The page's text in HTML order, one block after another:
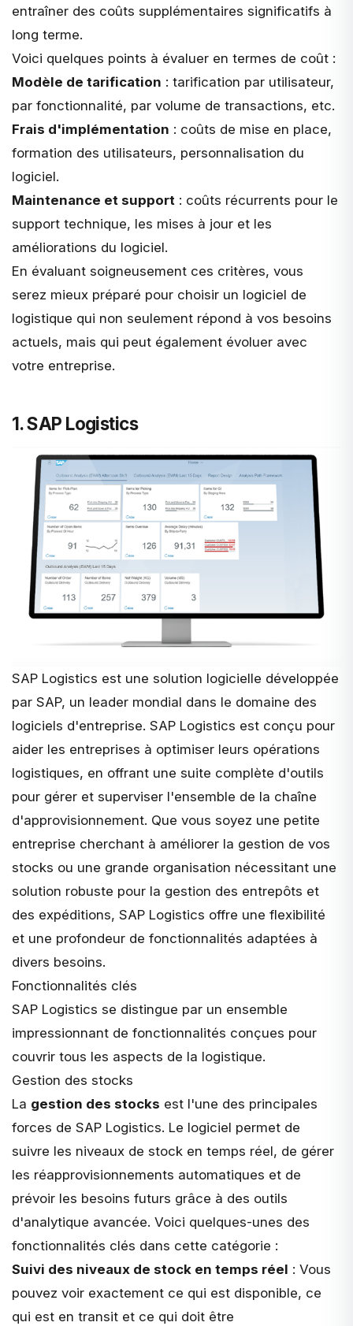
entraîner des coûts supplémentaires significatifs à
long terme.
Voici quelques points à évaluer en termes de coût :
Modèle de tarification : tarification par utilisateur,
par fonctionnalité, par volume de transactions, etc.
Frais d'implémentation : coûts de mise en place,
formation des utilisateurs, personnalisation du
logiciel.
Maintenance et support : coûts récurrents pour le
support technique, les mises à jour et les
améliorations du logiciel.
En évaluant soigneusement ces critères, vous
serez mieux préparé pour choisir un logiciel de
logistique qui non seulement répond à vos besoins
actuels, mais qui peut également évoluer avec
votre entreprise.
1. SAP Logistics
SAP Logistics est une solution logicielle développée
par SAP, un leader mondial dans le domaine des
logiciels d'entreprise. SAP Logistics est conçu pour
aider les entreprises à optimiser leurs opérations
logistiques, en offrant une suite complète d'outils
pour gérer et superviser l'ensemble de la chaîne
d'approvisionnement. Que vous soyez une petite
entreprise cherchant à améliorer la gestion de vos
stocks ou une grande organisation nécessitant une
solution robuste pour la gestion des entrepôts et
des expéditions, SAP Logistics offre une flexibilité
et une profondeur de fonctionnalités adaptées à
divers besoins.
Fonctionnalités clés
SAP Logistics se distingue par un ensemble
impressionnant de fonctionnalités conçues pour
couvrir tous les aspects de la logistique.
Gestion des stocks
La gestion des stocks est l'une des principales
forces de SAP Logistics. Le logiciel permet de
suivre les niveaux de stock en temps réel, de gérer
les réapprovisionnements automatiques et de
prévoir les besoins futurs grâce à des outils
d'analytique avancée. Voici quelques-unes des
fonctionnalités clés dans cette catégorie :
Suivi des niveaux de stock en temps réel : Vous
pouvez voir exactement ce qui est disponible, ce
qui est en transit et ce qui doit être